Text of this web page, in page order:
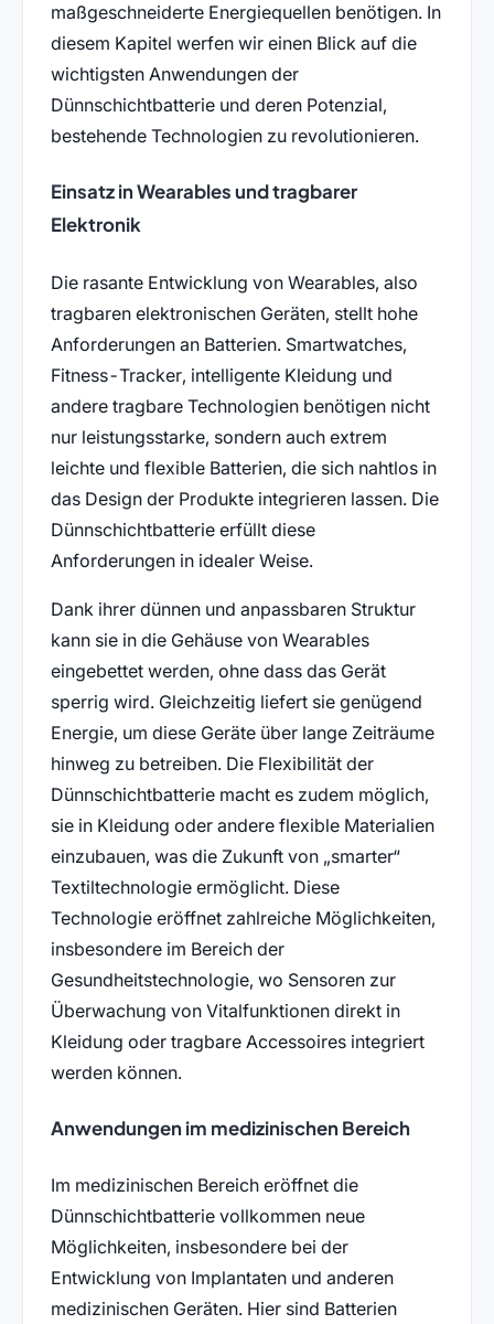
maßgeschneiderte Energiequellen benötigen. In
diesem Kapitel werfen wir einen Blick auf die
wichtigsten Anwendungen der
Dünnschichtbatterie und deren Potenzial,
bestehende Technologien zu revolutionieren.
Einsatz in Wearables und tragbarer
Elektronik
Die rasante Entwicklung von Wearables, also
tragbaren elektronischen Geräten, stellt hohe
Anforderungen an Batterien. Smartwatches,
Fitness-Tracker, intelligente Kleidung und
andere tragbare Technologien benötigen nicht
nur leistungsstarke, sondern auch extrem
leichte und flexible Batterien, die sich nahtlos in
das Design der Produkte integrieren lassen. Die
Dünnschichtbatterie erfüllt diese
Anforderungen in idealer Weise.
Dank ihrer dünnen und anpassbaren Struktur
kann sie in die Gehäuse von Wearables
eingebettet werden, ohne dass das Gerät
sperrig wird. Gleichzeitig liefert sie genügend
Energie, um diese Geräte über lange Zeiträume
hinweg zu betreiben. Die Flexibilität der
Dünnschichtbatterie macht es zudem möglich,
sie in Kleidung oder andere flexible Materialien
einzubauen, was die Zukunft von „smarter“
Textiltechnologie ermöglicht. Diese
Technologie eröffnet zahlreiche Möglichkeiten,
insbesondere im Bereich der
Gesundheitstechnologie, wo Sensoren zur
Überwachung von Vitalfunktionen direkt in
Kleidung oder tragbare Accessoires integriert
werden können.
Anwendungen im medizinischen Bereich
Im medizinischen Bereich eröffnet die
Dünnschichtbatterie vollkommen neue
Möglichkeiten, insbesondere bei der
Entwicklung von Implantaten und anderen
medizinischen Geräten. Hier sind Batterien